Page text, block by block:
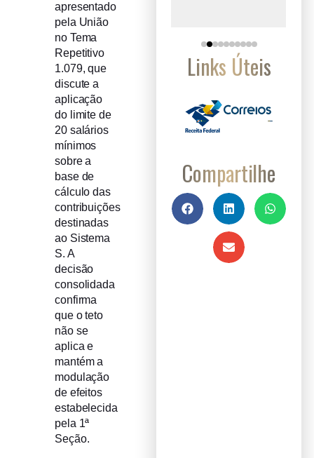
apresentado
pela União
no Tema
Repetitivo
1.079, que
discute a
aplicação
do limite de
20 salários
mínimos
sobre a
base de
cálculo das
contribuições
destinadas
ao Sistema
S. A
decisão
consolidada
confirma
que o teto
não se
aplica e
mantém a
modulação
de efeitos
estabelecida
pela 1ª
Seção.
Links Úteis
Compartilhe